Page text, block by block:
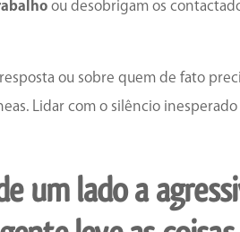
ou desobrigam os
ou sobre quem de fato
Lidar com o silêncio
um lado a